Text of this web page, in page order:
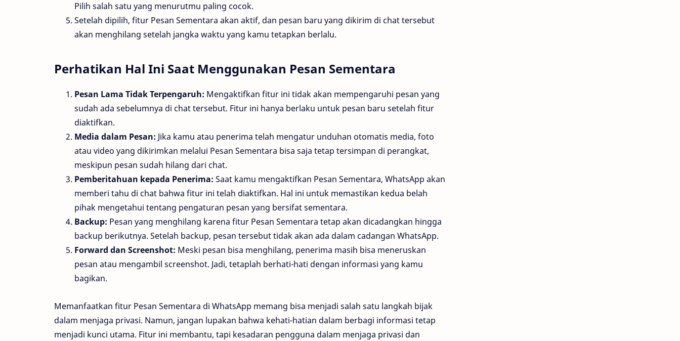
Pilih salah satu yang menurutmu paling cocok.
Setelah dipilih, fitur Pesan Sementara akan aktif, dan pesan baru yang dikirim di chat tersebut
akan menghilang setelah jangka waktu yang kamu tetapkan berlalu.
Perhatikan Hal Ini Saat Menggunakan Pesan Sementara
Pesan Lama Tidak Terpengaruh: Mengaktifkan fitur ini tidak akan mempengaruhi pesan yang
sudah ada sebelumnya di chat tersebut. Fitur ini hanya berlaku untuk pesan baru setelah fitur
diaktifkan.
Media dalam Pesan: Jika kamu atau penerima telah mengatur unduhan otomatis media, foto
atau video yang dikirimkan melalui Pesan Sementara bisa saja tetap tersimpan di perangkat,
meskipun pesan sudah hilang dari chat.
Pemberitahuan kepada Penerima: Saat kamu mengaktifkan Pesan Sementara, WhatsApp akan
memberi tahu di chat bahwa fitur ini telah diaktifkan. Hal ini untuk memastikan kedua belah
pihak mengetahui tentang pengaturan pesan yang bersifat sementara.
Backup: Pesan yang menghilang karena fitur Pesan Sementara tetap akan dicadangkan hingga
backup berikutnya. Setelah backup, pesan tersebut tidak akan ada dalam cadangan WhatsApp.
Forward dan Screenshot: Meski pesan bisa menghilang, penerima masih bisa meneruskan
pesan atau mengambil screenshot. Jadi, tetaplah berhati-hati dengan informasi yang kamu
bagikan.
Memanfaatkan fitur Pesan Sementara di WhatsApp memang bisa menjadi salah satu langkah bijak
dalam menjaga privasi. Namun, jangan lupakan bahwa kehati-hatian dalam berbagi informasi tetap
menjadi kunci utama. Fitur ini membantu, tapi kesadaran pengguna dalam menjaga privasi dan